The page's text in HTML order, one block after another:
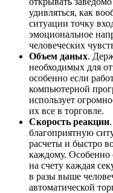
удивляться, как
ситуации точку
эмоциональное
человеческих
Объем даных.
необходимых для
особенно если
компьютерной
использует
их все в торговле.
Скорость реакции
благоприятную
расчеты и быстро
каждому. Особенно
на счету каждая
в разы выше
автоматической